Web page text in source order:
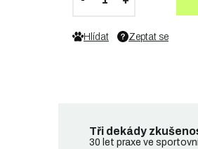
Zeptat se
Hlídat
Tři dekády
30 let praxe ve